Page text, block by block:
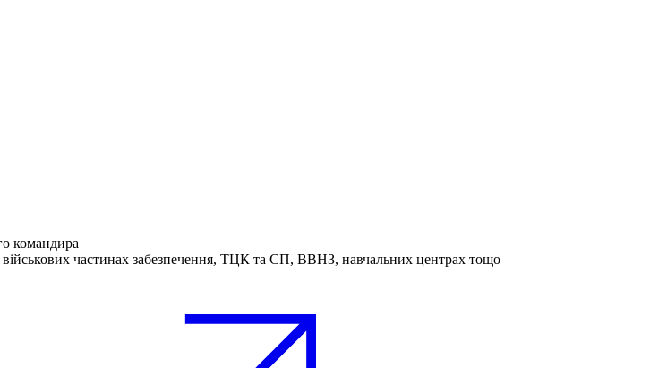
командира
частинах забезпечення, ТЦК та СП, ВВНЗ, навчальних центрах тощо